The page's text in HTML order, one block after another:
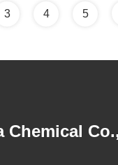
3 4 5
Chemical